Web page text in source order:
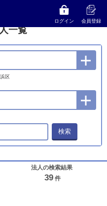
ログイン 会員登録
千葉市美浜区の法人一覧
一覧
区
検索
法人の検索結果
39 件